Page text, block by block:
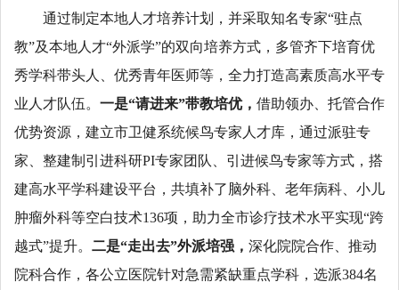
通过制定本地人才培养计划，并采取知名专家“驻点
教”及本地人才“外派学”的双向培养方式，多管齐下培育优
秀学科带头人、优秀青年医师等，全力打造高素质高水平专
业人才队伍。 一是“请进来”带教培优， 借助领办、托管合作
优势资源，建立市卫健系统候鸟专家人才库，通过派驻专
家、整建制引进科研PI专家团队、引进候鸟专家等方式，搭
建高水平学科建设平台，共填补了脑外科、老年病科、小儿
肿瘤外科等空白技术136项，助力全市诊疗技术水平实现“跨
越式”提升。 二是“走出去”外派培强， 深化院院合作、推动
院科合作，各公立医院针对急需紧缺重点学科，选派384名